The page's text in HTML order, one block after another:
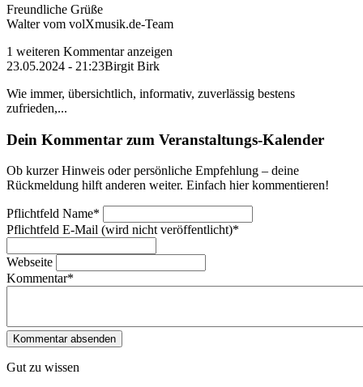
Freundliche Grüße
Walter vom volXmusik.de-Team
1 weiteren Kommentar anzeigen
23.05.2024 - 21:23Birgit Birk
Wie immer, übersichtlich, informativ, zuverlässig bestens
zufrieden,...
Dein Kommentar zum Veranstaltungs-Kalender
Ob kurzer Hinweis oder persönliche Empfehlung – deine
Rückmeldung hilft anderen weiter. Einfach hier kommentieren!
Pflichtfeld Name*
Pflichtfeld E-Mail (wird nicht veröffentlicht)*
Webseite
Kommentar*
Gut zu wissen